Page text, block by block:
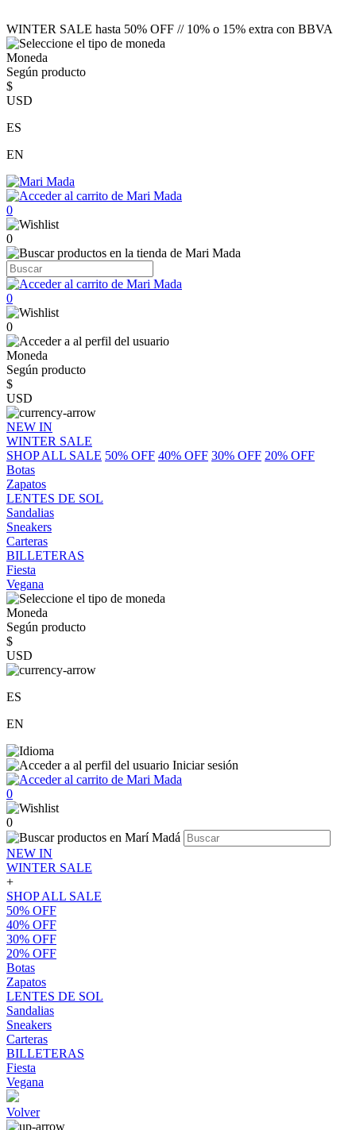
WINTER SALE hasta 50% OFF // 10% o 15% extra con BBVA
Moneda
Según producto
$
USD
ES
EN
0
0
0
0
Moneda
Según producto
$
USD
NEW IN
WINTER SALE
SHOP ALL SALE 50% OFF 40% OFF 30% OFF 20% OFF
Botas
Zapatos
LENTES DE SOL
Sandalias
Sneakers
Carteras
BILLETERAS
Fiesta
Vegana
Moneda
Según producto
$
USD
ES
EN
Iniciar sesión
0
0
NEW IN
WINTER SALE
+
SHOP ALL SALE
50% OFF
40% OFF
30% OFF
20% OFF
Botas
Zapatos
LENTES DE SOL
Sandalias
Sneakers
Carteras
BILLETERAS
Fiesta
Vegana
Volver